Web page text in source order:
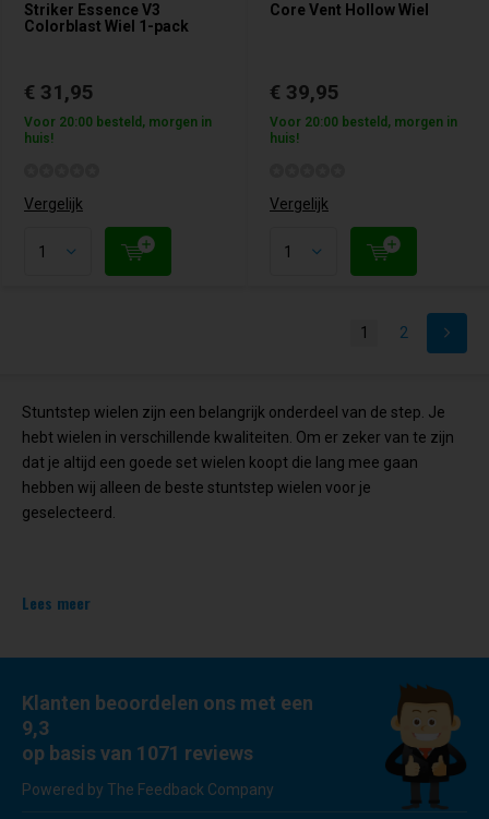
Striker Essence V3
Colorblast Wiel 1-pack
€ 31,95
Voor 20:00 besteld, morgen in
huis!
Vergelijk
Core Vent Hollow Wiel
€ 39,95
Voor 20:00 besteld, morgen in
huis!
Vergelijk
1 2
Stuntstep wielen zijn een belangrijk onderdeel van de step. Je
hebt wielen in verschillende kwaliteiten. Om er zeker van te zijn
dat je altijd een goede set wielen koopt die lang mee gaan
hebben wij alleen de beste stuntstep wielen voor je
geselecteerd.
Lees meer
Klanten beoordelen ons met een
9,3
op basis van 1071 reviews
Powered by The Feedback Company